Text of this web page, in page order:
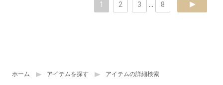
ホーム アイテムを探す アイテムの詳細検索
1 2 3 8 next